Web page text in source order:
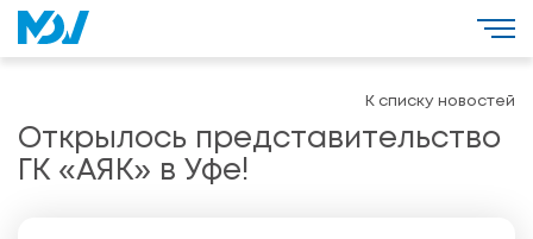
Открылось представительство
ГК «АЯК» в Уфе!
К списку новостей